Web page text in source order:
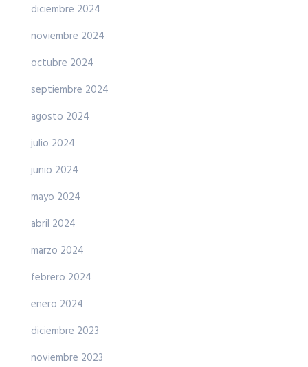
diciembre 2024
noviembre 2024
octubre 2024
septiembre 2024
agosto 2024
julio 2024
junio 2024
mayo 2024
abril 2024
marzo 2024
febrero 2024
enero 2024
diciembre 2023
noviembre 2023